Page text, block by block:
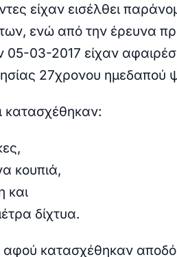
είχαν εισέλθει
ενώ από την έρευνα
05-03-2017 είχαν
27χρονου
κατασχέθηκαν:
κουπιά,
και
δίχτυα.
αφού κατασχέθηκαν